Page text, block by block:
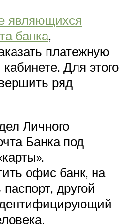
являющихся
банка,
платежную
Для этого
ряд
Личного
Банка под
офис банк, на
другой